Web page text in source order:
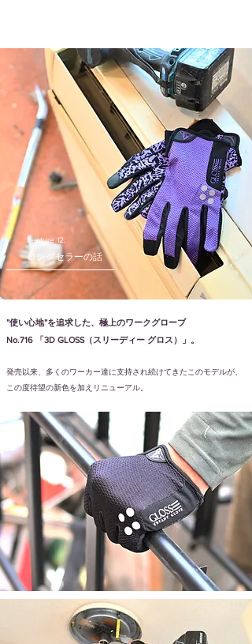
​Feature 12.
​ロングセラーの話
”使い心地”を追求した、極上のワークグローブ
No.716 「3D GLOSS（スリーディー グロス）」。
発売以来、多くのワーカー達に支持され続けてきたこのモデルが、
この度待望の新色を加えリニューアル。